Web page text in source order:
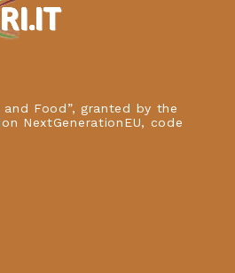
and Food”, granted by the
NextGenerationEU, code